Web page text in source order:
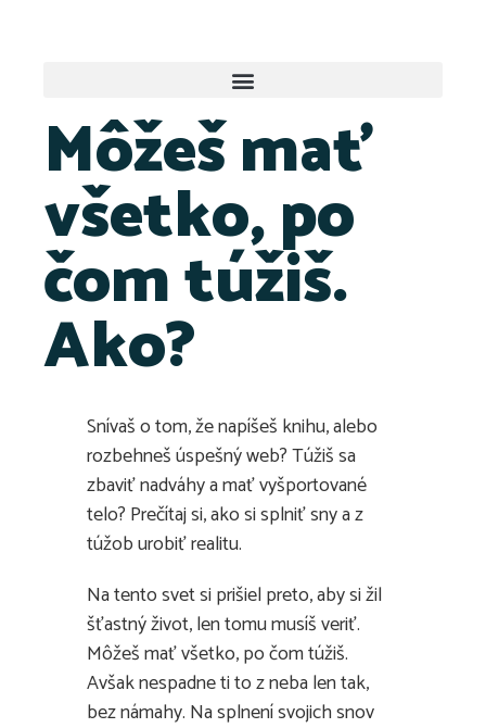
Môžeš mať
všetko, po
čom túžiš.
Ako?
Snívaš o tom, že napíšeš knihu, alebo
rozbehneš úspešný web? Túžiš sa
zbaviť nadváhy a mať vyšportované
telo? Prečítaj si, ako si splniť sny a z
túžob urobiť realitu.
Na tento svet si prišiel preto, aby si žil
šťastný život, len tomu musíš veriť.
Môžeš mať všetko, po čom túžiš.
Avšak nespadne ti to z neba len tak,
bez námahy. Na splnení svojich snov